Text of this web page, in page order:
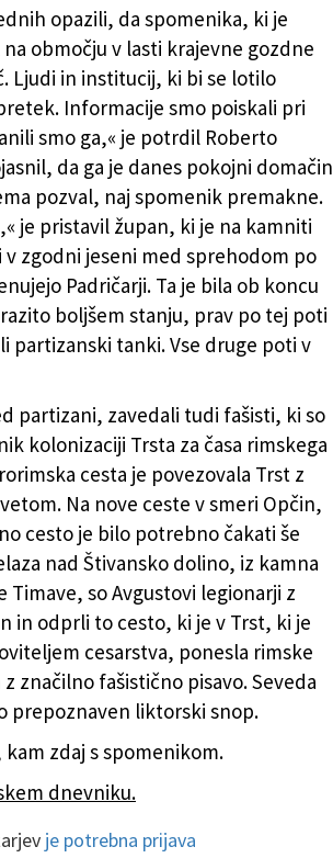
opazili, da spomenika, ki je
območju v lasti krajevne gozdne
Ljudi in institucij, ki bi se lotilo
Informacije smo poiskali pri
smo ga,« je potrdil Roberto
da ga je danes pokojni domačin
pozval, naj spomenik premakne.
je pristavil župan, ki je na kamniti
zgodni jeseni med sprehodom po
Padričarji. Ta je bila ob koncu
boljšem stanju, prav po tej poti
partizanski tanki. Vse druge poti v
partizani, zavedali tudi fašisti, ki so
kolonizaciji Trsta za časa rimskega
cesta je povezovala Trst z
Na nove ceste v smeri Opčin,
cesto je bilo potrebno čakati še
nad Štivansko dolino, iz kamna
Timave, so Avgustovi legionarji z
in odprli to cesto, ki je v Trst, ki je
cesarstva, ponesla rimske
značilno fašistično pisavo. Seveda
prepoznaven liktorski snop.
kam zdaj s spomenikom.
dnevniku.
je potrebna prijava